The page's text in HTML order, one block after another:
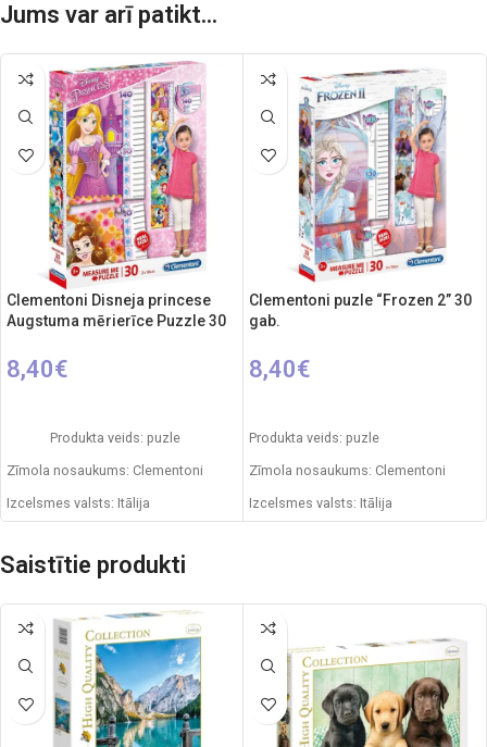
Jums var arī patikt...
Clementoni Disneja princese
Augstuma mērierīce Puzzle 30
8,40€
Produkta veids: puzle
Zīmola nosaukums: Clementoni
Izcelsmes valsts: Itālija
Mīklas izmēri: 39 x 28 x 6 cm
Ieteicamais vecums: no 3 gadiem
Clementoni puzle “Frozen 2” 30
gab.
8,40€
Produkta veids: puzle
Zīmola nosaukums: Clementoni
Izcelsmes valsts: Itālija
Ieteicamais vecums: no 3 gadiem.
Saistītie produkti